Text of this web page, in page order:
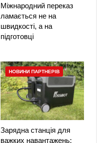
Міжнародний переказ
ламається не на
швидкості, а на
підготовці
НОВИНИ ПАРТНЕРІВ
Зарядна станція для
важких навантажень: